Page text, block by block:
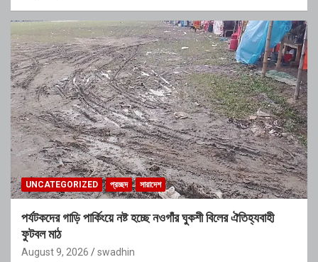
UNCATEGORIZED প্রচ্ছদ সারাদেশ
পর্যটকদের গাড়ি পার্কিংয়ে নষ্ট হচ্ছে নওগাঁর ঘুকশী বিলের ঐতিহ্যবাহী
ফুটবল মাঠ
August 9, 2026 swadhin